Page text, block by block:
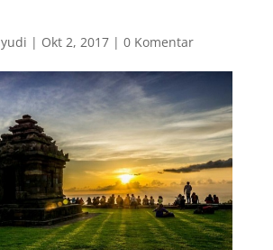
| Okt 2, 2017| 0 Komentar